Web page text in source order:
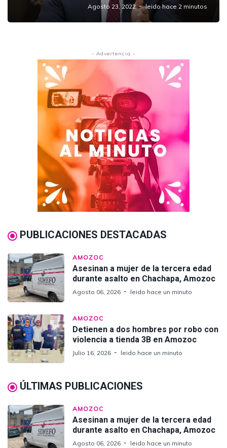
Agosto 23, 2022 leido hace 2 minutos
- Advertencia -
PUBLICACIONES DESTACADAS
AMOZOC
Asesinan a mujer de la tercera edad
durante asalto en Chachapa, Amozoc
Agosto 06, 2026 leido hace un minuto
AMOZOC
Detienen a dos hombres por robo con
violencia a tienda 3B en Amozoc
Julio 16, 2026 leido hace un minuto
ÚLTIMAS PUBLICACIONES
AMOZOC
Asesinan a mujer de la tercera edad
durante asalto en Chachapa, Amozoc
Agosto 06, 2026 leido hace un minuto